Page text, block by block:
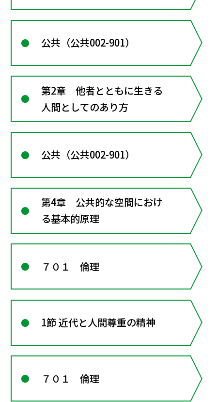
的な社会
公共（公共002-901）
第2章 他者とともに生きる
人間としてのあり方
公共（公共002-901）
第4章 公共的な空間におけ
る基本的原理
７０１ 倫理
1節 近代と人間尊重の精神
７０１ 倫理